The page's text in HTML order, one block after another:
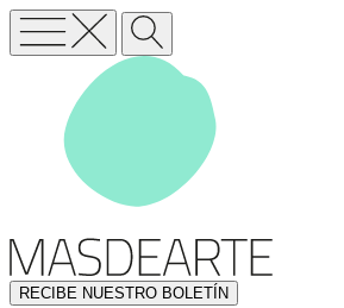
RECIBE NUESTRO BOLETÍN